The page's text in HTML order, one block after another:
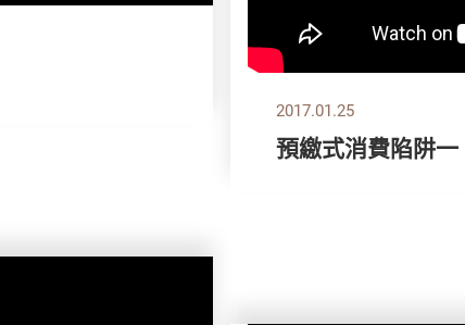
2017.01.25
預繳式消費陷阱